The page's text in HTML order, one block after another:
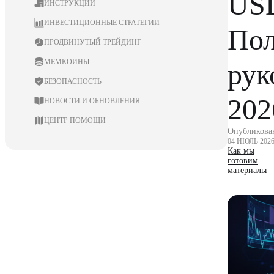
ИНСТРУКЦИИ
ИНВЕСТИЦИОННЫЕ СТРАТЕГИИ
ПРОДВИНУТЫЙ ТРЕЙДИНГ
МЕМКОИНЫ
БЕЗОПАСНОСТЬ
НОВОСТИ И ОБНОВЛЕНИЯ
ЦЕНТР ПОМОЩИ
04 ИЮЛЬ 2026
Как мы
готовим
материалы